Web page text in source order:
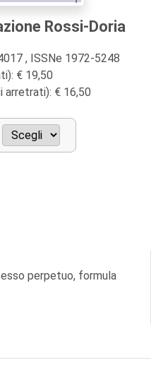
Rossi-Doria
, ISSNe 1972-5248
€ 19,50
arretrati): € 16,50
perpetuo, formula